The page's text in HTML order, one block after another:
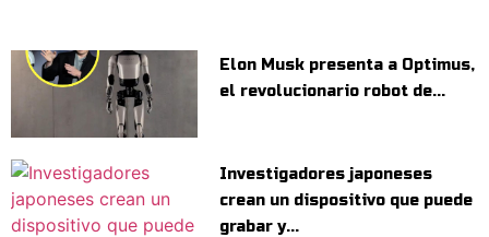
Elon Musk presenta a Optimus,
el revolucionario robot de...
Investigadores japoneses
crean un dispositivo que puede
grabar y...